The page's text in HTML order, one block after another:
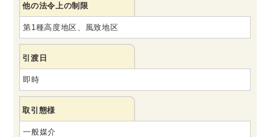
他の法令上の制限
第1種高度地区、風致地区
引渡日
即時
取引態様
一般媒介